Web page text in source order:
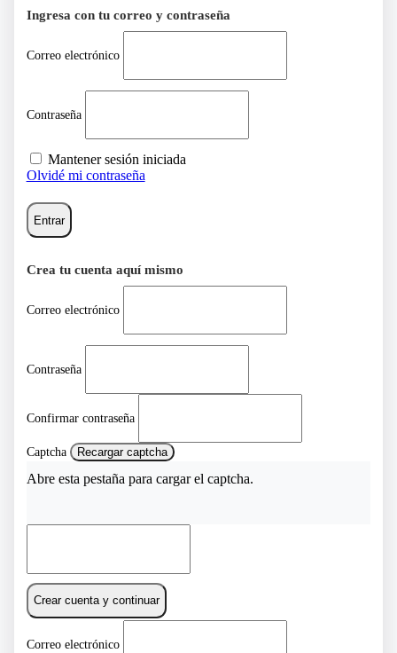
Ingresa con tu correo y contraseña
Correo electrónico
Contraseña
Mantener sesión iniciada
Olvidé mi contraseña
Entrar
Crea tu cuenta aquí mismo
Correo electrónico
Contraseña
Confirmar contraseña
Captcha Recargar captcha
Abre esta pestaña para cargar el captcha.
Crear cuenta y continuar
Correo electrónico